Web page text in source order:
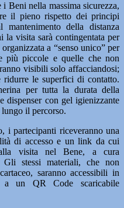
Beni nella massima sicurezza,
il pieno rispetto dei principi
della distanza
visita sarà contingentata per
a “senso unico” per
più piccole e quelle che non
visibili solo affacciandosi;
ridurre le superfici di contatto.
per tutta la durata della
dispenser con gel igienizzante
il percorso.
i partecipanti riceveranno una
di accesso e un link da cui
visita nel Bene, a cura
stessi materiali, che non
saranno accessibili in
un QR Code scaricabile